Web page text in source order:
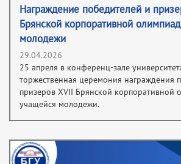
Награждение победителей и
Брянской корпоративной
молодежи
29.04.2026
25 апреля в конференц-зале
торжественная церемония награждения
призеров XVII Брянской корпоративной
учащейся молодежи.